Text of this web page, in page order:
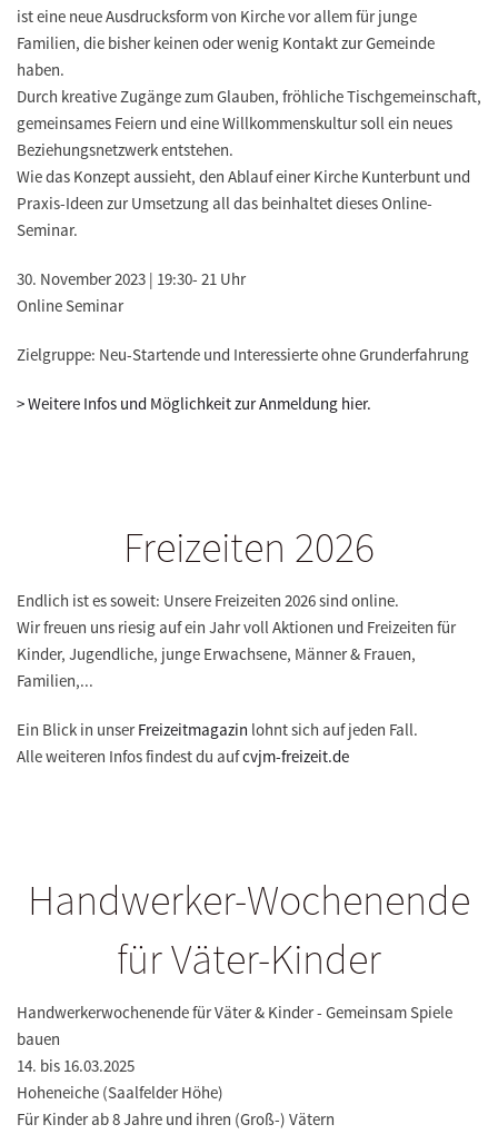
ist eine neue Ausdrucksform von Kirche vor allem für junge
Familien, die bisher keinen oder wenig Kontakt zur Gemeinde
haben.
Durch kreative Zugänge zum Glauben, fröhliche Tischgemeinschaft,
gemeinsames Feiern und eine Willkommenskultur soll ein neues
Beziehungsnetzwerk entstehen.
Wie das Konzept aussieht, den Ablauf einer Kirche Kunterbunt und
Praxis-Ideen zur Umsetzung all das beinhaltet dieses Online-
Seminar.
30. November 2023 | 19:30- 21 Uhr
Online Seminar
Zielgruppe: Neu-Startende und Interessierte ohne Grunderfahrung
> Weitere Infos und Möglichkeit zur Anmeldung hier.
Freizeiten 2026
Endlich ist es soweit: Unsere Freizeiten 2026 sind online.
Wir freuen uns riesig auf ein Jahr voll Aktionen und Freizeiten für
Kinder, Jugendliche, junge Erwachsene, Männer & Frauen,
Familien,...
Ein Blick in unserFreizeitmagazin lohnt sich auf jeden Fall.
Alle weiteren Infos findest du aufcvjm-freizeit.de
Handwerker-Wochenende
für Väter-Kinder
Handwerkerwochenende für Väter & Kinder - Gemeinsam Spiele
bauen
14. bis 16.03.2025
Hoheneiche (Saalfelder Höhe)
Für Kinder ab 8 Jahre und ihren (Groß-) Vätern